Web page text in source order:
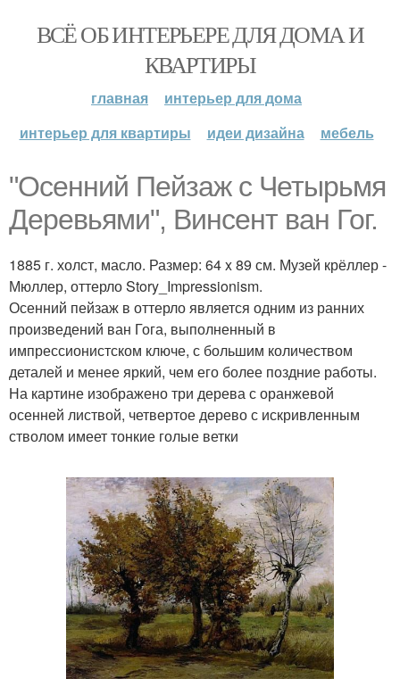
ВСЁ ОБ ИНТЕРЬЕРЕ ДЛЯ ДОМА И
КВАРТИРЫ
главная
интерьер для дома
интерьер для квартиры
идеи дизайна мебель
"Осенний Пейзаж с Четырьмя
Деревьями", Винсент ван Гог.
1885 г. холст, масло. Размер: 64 x 89 см. Музей крёллер -
Мюллер, оттерло Story_Impressionism.
Осенний пейзаж в оттерло является одним из ранних
произведений ван Гога, выполненный в
импрессионистском ключе, с большим количеством
деталей и менее яркий, чем его более поздние работы.
На картине изображено три дерева с оранжевой
осенней листвой, четвертое дерево с искривленным
стволом имеет тонкие голые ветки